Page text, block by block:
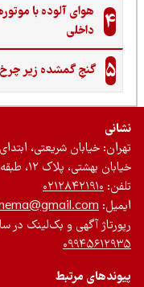
هوای آلوده با
داخلی
گنجِ گمشده زیر چرخ
خیابان شریعتی، ابتدای
بهشتی، پلاک ۱۲، طبقه سوم، واحد ۵
۰۲۱۲۸۴۲۱۹۱۰
آگهی و بک‌لینک در سایت
مرتبط